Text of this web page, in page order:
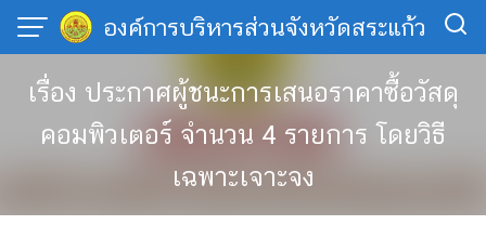
Skip
content
องค์การบริหารส่วนจังหวัดสระแก้ว
เรื่อง ประกาศผู้ชนะการเสนอราคาซื้อวัสดุ
คอมพิวเตอร์ จำนวน 4 รายการ โดยวิธี
เฉพาะเจาะจง